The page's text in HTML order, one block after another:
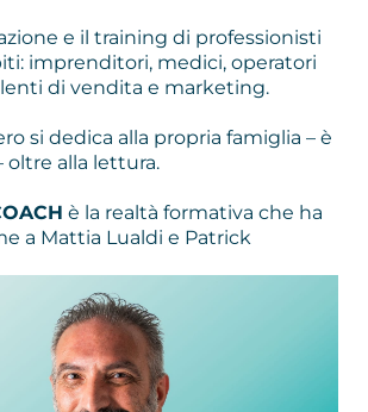
e il training di professionisti
imprenditori, medici, operatori
di vendita e marketing.
si dedica alla propria famiglia – è
oltre alla lettura.
è la realtà formativa che ha
a Mattia Lualdi e Patrick